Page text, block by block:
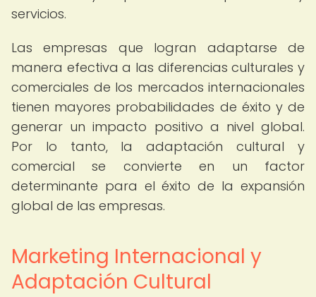
servicios.
Las empresas que logran adaptarse de
manera efectiva a las diferencias culturales y
comerciales de los mercados internacionales
tienen mayores probabilidades de éxito y de
generar un impacto positivo a nivel global.
Por lo tanto, la adaptación cultural y
comercial se convierte en un factor
determinante para el éxito de la expansión
global de las empresas.
Marketing Internacional y
Adaptación Cultural